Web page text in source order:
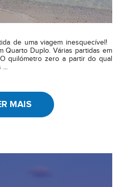
de uma viagem inesquecível!
Quarto Duplo. Várias partidas em
quilómetro zero a partir do qual
...
MAIS